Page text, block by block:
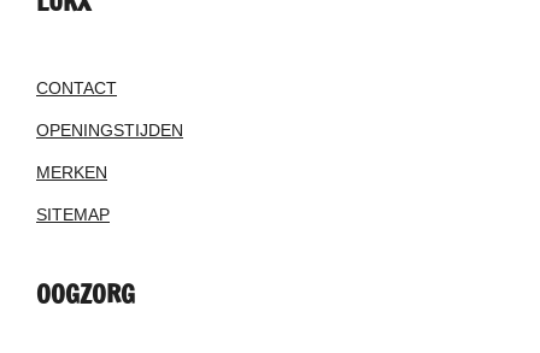
CONTACT
OPENINGSTIJDEN
MERKEN
SITEMAP
OOGZORG